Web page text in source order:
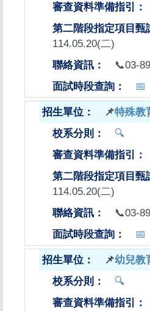
114.05.20(二)
📞03-
📅
📌特殊教
🔍
114.05.20(二)
📞03-
📅
📌幼兒教
🔍